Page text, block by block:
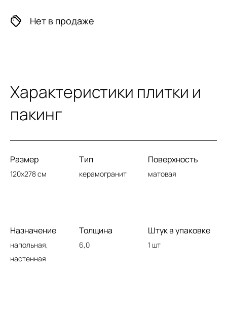
Нет в продаже
Характеристики плитки и
пакинг
Размер
120x278 см
Тип
керамогранит
Поверхность
матовая
Назначение
напольная,
настенная
Толщина
6,0
Штук в упаковке
1 шт